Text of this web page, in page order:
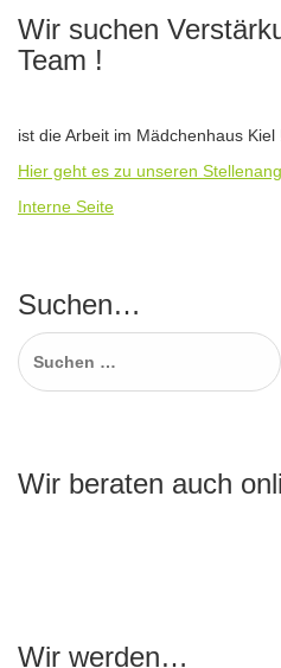
Wir suchen
Team !
ist die Arbeit im Mädchenhaus Kiel
Hier geht es zu unseren
Interne Seite
Suchen…
Suchen
nach:
Wir beraten auch
Wir werden…